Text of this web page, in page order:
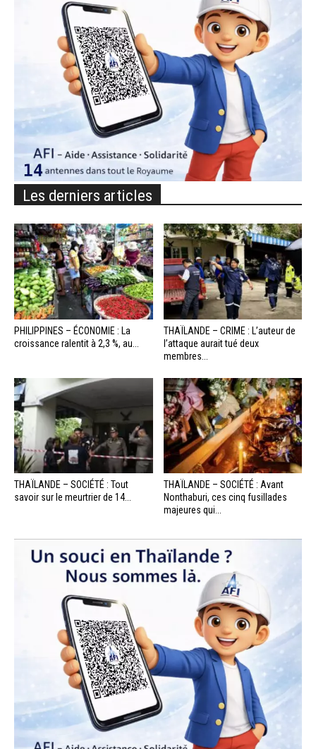
Les derniers articles
PHILIPPINES – ÉCONOMIE : La
croissance ralentit à 2,3 %, au...
THAÏLANDE – CRIME : L’auteur de
l’attaque aurait tué deux
membres...
THAÏLANDE – SOCIÉTÉ : Tout
savoir sur le meurtrier de 14...
THAÏLANDE – SOCIÉTÉ : Avant
Nonthaburi, ces cinq fusillades
majeures qui...